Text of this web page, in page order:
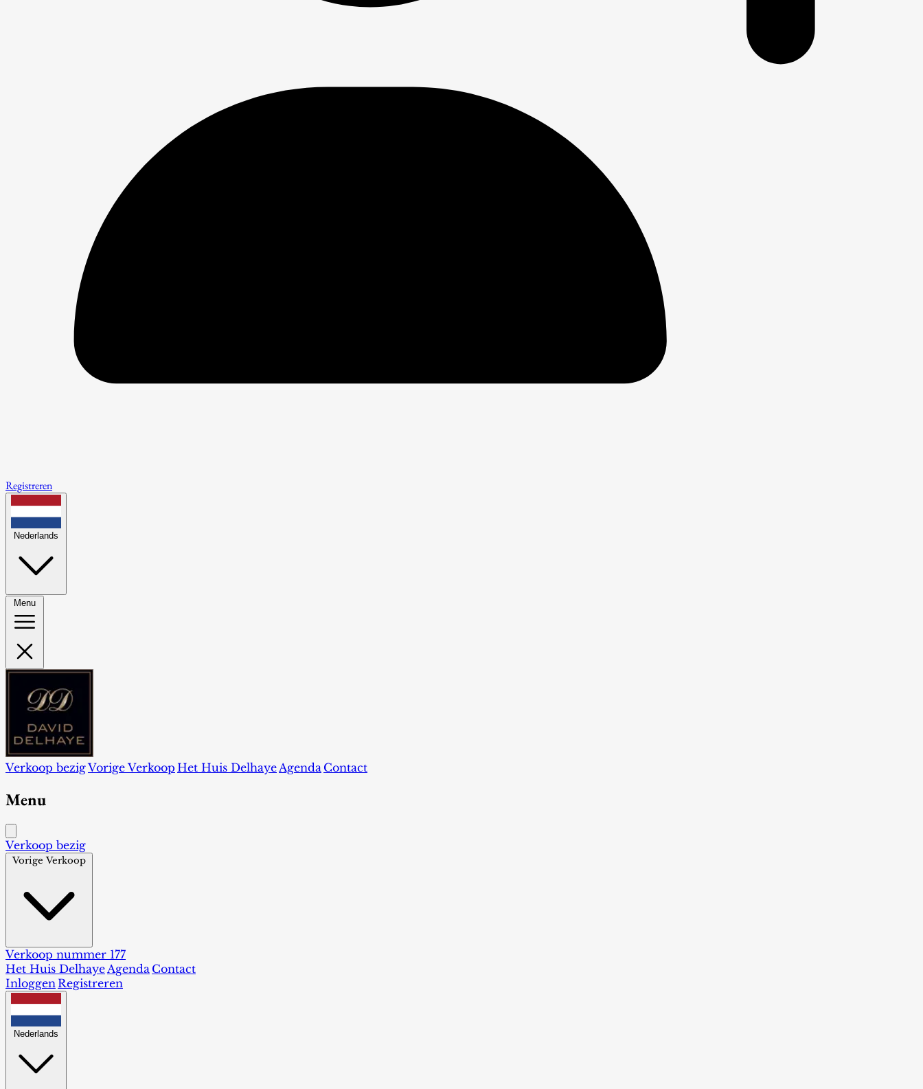
Registreren
Nederlands
Menu
Verkoop bezigVorige Verkoop Het Huis Delhaye Agenda Contact
Menu
Verkoop bezig
Vorige Verkoop
Verkoop nummer 177
Het Huis DelhayeAgenda Contact
InloggenRegistreren
Nederlands